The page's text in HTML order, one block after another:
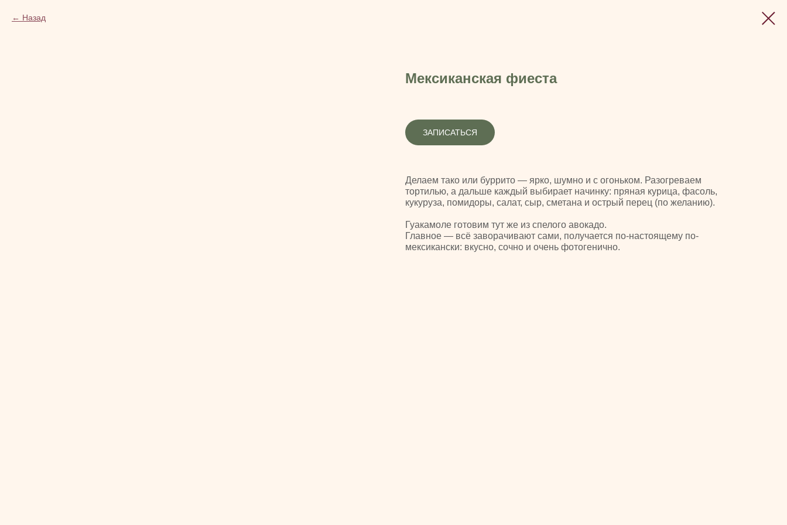
Назад
Мексиканская фиеста
ЗАПИСАТЬСЯ
Делаем тако или буррито — ярко, шумно и с огоньком. Разогреваем
тортилью, а дальше каждый выбирает начинку: пряная курица, фасоль,
кукуруза, помидоры, салат, сыр, сметана и острый перец (по желанию).
Гуакамоле готовим тут же из спелого авокадо.
Главное — всё заворачивают сами, получается по-настоящему по-
мексикански: вкусно, сочно и очень фотогенично.